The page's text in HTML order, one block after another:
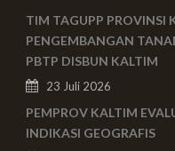
TIM TAGUPP PROVINSI
PENGEMBANGAN
PBTP DISBUN KALTIM
23 Juli 2026
PEMPROV KALTIM
INDIKASI GEOGRAFIS